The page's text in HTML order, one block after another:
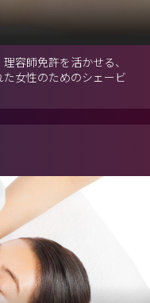
容師免許を活かせる、
女性のためのシェービ